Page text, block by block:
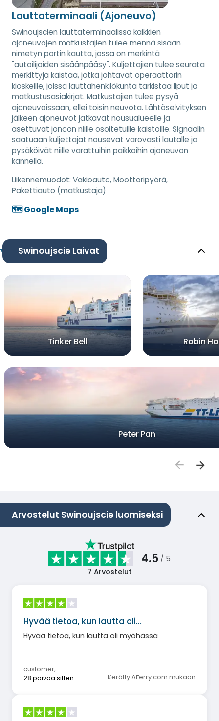
Lauttaterminaali (Ajoneuvo)
Swinoujscien lauttaterminaalissa kaikkien
ajoneuvojen matkustajien tulee mennä sisään
nimetyn portin kautta, jossa on merkintä
"autoilijoiden sisäänpääsy". Kuljettajien tulee seurata
merkittyjä kaistaa, jotka johtavat operaattorin
kioskeille, joissa lauttahenkilökunta tarkistaa liput ja
matkustusasiakirjat. Matkustajien tulee pysyä
ajoneuvoissaan, ellei toisin neuvota. Lähtöselvityksen
jälkeen ajoneuvot jatkavat nousualueelle ja
asettuvat jonoon niille osoitetuille kaistoille. Signaalin
saatuaan kuljettajat nousevat varovasti lautalle ja
pysäköivät niille varattuihin paikkoihin ajoneuvon
kannella.
Liikennemuodot: Vakioauto, Moottoripyörä,
Pakettiauto (matkustaja)
🗺️ Google Maps
Swinoujscie Laivat
Tinker Bell Robin
Peter Pan
Arvostelut Swinoujscie luomiseksi
4.5 / 5
7 Arvostelut
Hyvää tietoa, kun lautta oli…
Hyvää tietoa, kun lautta oli myöhässä
customer,
28 päivää sitten
Kerätty AFerry.com mukaan